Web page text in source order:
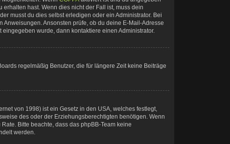
hast. Wenn dies nicht der Fall ist, muss dein
musst du dies selbst erledigen oder ein Administrator. Bei
Ansonsten prüfe, ob du deine E-Mail-Adresse
wurde, dann kontaktiere einen Administrator.
regelmäßig Benutzer, die für längere Zeit keine Beiträge
von 1998) ist ein Gesetz in den USA, welches festlegt,
des oder der Erziehungsberechtigten benötigen. Wenn
Bitte beachte, dass das phpBB-Team keine
werden.